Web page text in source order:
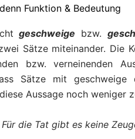
Funktion & Bedeutung
geschweige bzw.
Sätze miteinander. Die
bzw. verneinenden
Sätze mit geschweige
Aussage noch weniger
Für die Tat gibt es keine